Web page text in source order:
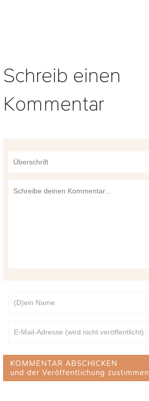
Schreib einen
Kommentar
KOMMENTAR ABSCHICKEN
und der Veröffentlichung zustimmen